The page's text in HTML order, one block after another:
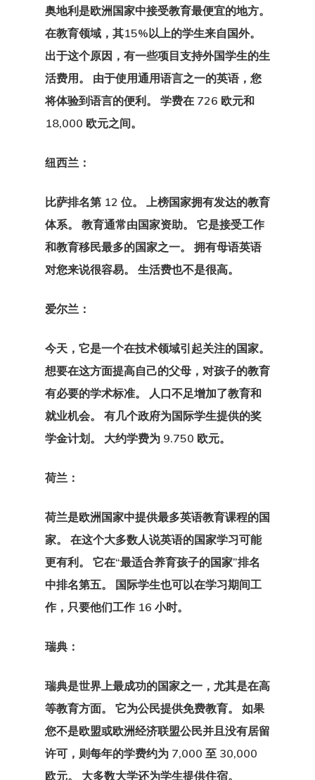
奥地利是欧洲国家中接受教育最便宜的地方。
在教育领域，其15%以上的学生来自国外。
出于这个原因，有一些项目支持外国学生的生
活费用。 由于使用通用语言之一的英语，您
将体验到语言的便利。 学费在 726 欧元和
18,000 欧元之间。
纽西兰：
比萨排名第 12 位。 上榜国家拥有发达的教育
体系。 教育通常由国家资助。 它是接受工作
和教育移民最多的国家之一。 拥有母语英语
对您来说很容易。 生活费也不是很高。
爱尔兰：
今天，它是一个在技术领域引起关注的国家。
想要在这方面提高自己的父母，对孩子的教育
有必要的学术标准。 人口不足增加了教育和
就业机会。 有几个政府为国际学生提供的奖
学金计划。 大约学费为 9.750 欧元。
荷兰：
荷兰是欧洲国家中提供最多英语教育课程的国
家。 在这个大多数人说英语的国家学习可能
更有利。 它在“最适合养育孩子的国家”排名
中排名第五。 国际学生也可以在学习期间工
作，只要他们工作 16 小时。
瑞典：
瑞典是世界上最成功的国家之一，尤其是在高
等教育方面。 它为公民提供免费教育。 如果
您不是欧盟或欧洲经济联盟公民并且没有居留
许可，则每年的学费约为 7,000 至 30,000
欧元。 大多数大学还为学生提供住宿。
产品
付款确认
咨询协议
咨询协议
咨询申请
客户门户
希腊房地产居
可 – 黄金签证
我们在土耳其
事处
拉脱维亚